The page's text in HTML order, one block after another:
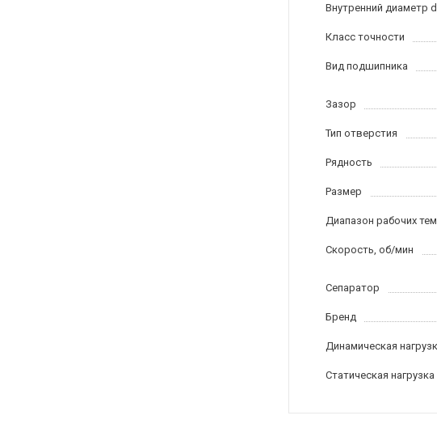
Внутренний диаметр
Класс точности
Вид подшипника
Зазор
Тип отверстия
Рядность
Размер
Диапазон рабочих
Скорость, об/мин
Сепаратор
Бренд
Динамическая
Статическая нагрузка